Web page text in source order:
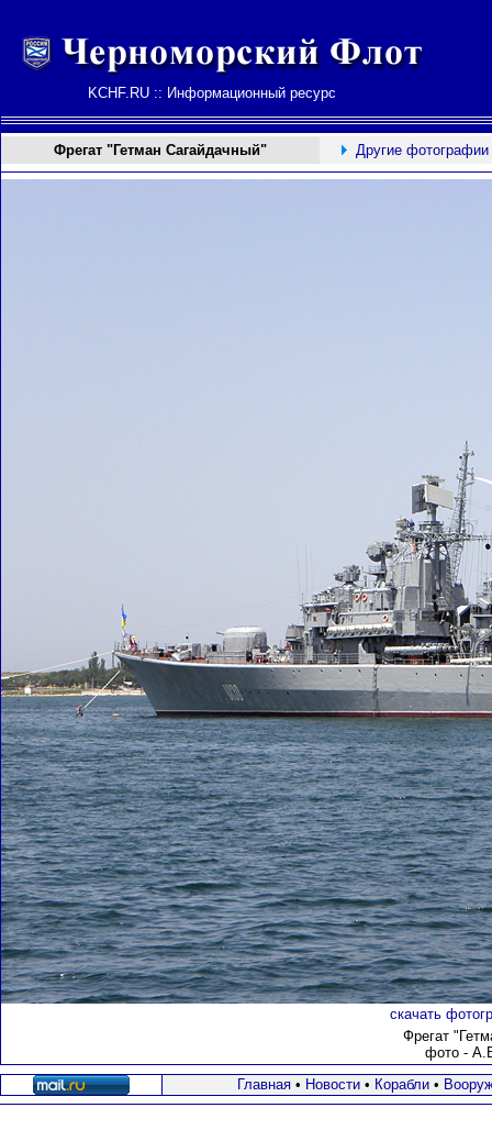
KCHF.RU :: Информационный ресурс
Фрегат "Гетман Сагайдачный" Другие фотографии
скачать
Фрегат
фото -
Главная• Новости• Корабли•